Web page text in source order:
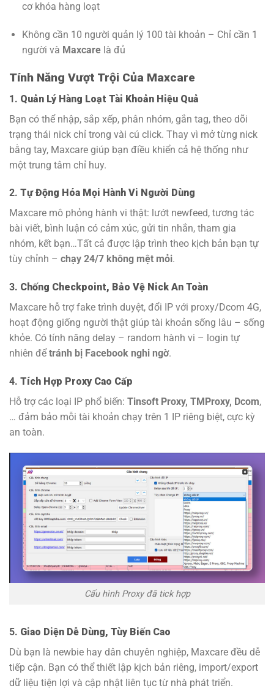
cơ khóa hàng loạt
Không cần 10 người quản lý 100 tài khoản – Chỉ cần 1
người và Maxcarelà đủ
Tính Năng Vượt Trội Của Maxcare
1. Quản Lý Hàng Loạt Tài Khoản Hiệu Quả
Bạn có thể nhập, sắp xếp, phân nhóm, gắn tag, theo dõi
trạng thái nick chỉ trong vài cú click. Thay vì mở từng nick
bằng tay, Maxcare giúp bạn điều khiển cả hệ thống như
một trung tâm chỉ huy.
2. Tự Động Hóa Mọi Hành Vi Người Dùng
Maxcare mô phỏng hành vi thật: lướt newfeed, tương tác
bài viết, bình luận có cảm xúc, gửi tin nhắn, tham gia
nhóm, kết bạn…Tất cả được lập trình theo kịch bản bạn tự
tùy chỉnh – chạy 24/7 không mệt mỏi.
3. Chống Checkpoint, Bảo Vệ Nick An Toàn
Maxcare hỗ trợ fake trình duyệt, đổi IP với proxy/Dcom 4G,
hoạt động giống người thật giúp tài khoản sống lâu – sống
khỏe. Có tính năng delay – random hành vi – login tự
nhiên để tránh bị Facebook nghi ngờ.
4. Tích Hợp Proxy Cao Cấp
Hỗ trợ các loại IP phổ biến: Tinsoft Proxy, TMProxy, Dcom,
… đảm bảo mỗi tài khoản chạy trên 1 IP riêng biệt, cực kỳ
an toàn.
Cấu hình Proxy đã tick hợp
5. Giao Diện Dễ Dùng, Tùy Biến Cao
Dù bạn là newbie hay dân chuyên nghiệp, Maxcare đều dễ
tiếp cận. Bạn có thể thiết lập kịch bản riêng, import/export
dữ liệu tiện lợi và cập nhật liên tục từ nhà phát triển.